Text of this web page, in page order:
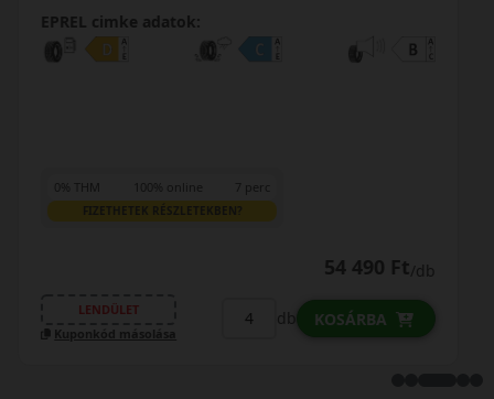
EPREL cimke adatok:
0% THM 100% online 7 perc
FIZETHETEK RÉSZLETEKBEN?
61 590 Ft/db
LENDÜLET
Kuponkód másolása
db KOSÁRBA